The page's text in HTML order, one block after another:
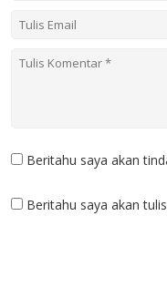
Beritahu saya akan
Beritahu saya akan